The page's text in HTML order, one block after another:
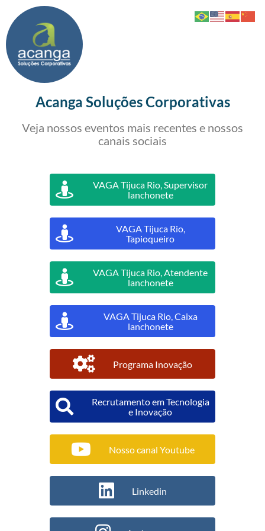
Acanga Soluções Corporativas
Veja nossos eventos mais recentes e nossos
canais sociais
VAGA Tijuca Rio, Supervisor
lanchonete
VAGA Tijuca Rio,
Tapioqueiro
VAGA Tijuca Rio, Atendente
lanchonete
VAGA Tijuca Rio, Caixa
lanchonete
Programa Inovação
Recrutamento em Tecnologia
e Inovação
Nosso canal Youtube
Linkedin